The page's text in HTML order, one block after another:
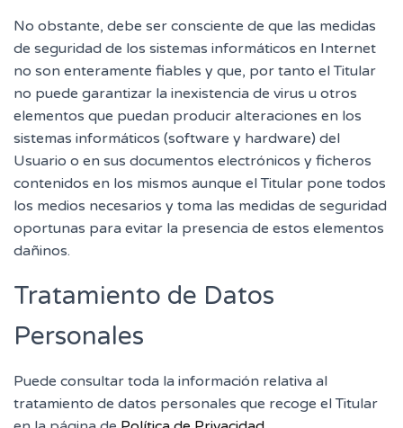
No obstante, debe ser consciente de que las medidas
de seguridad de los sistemas informáticos en Internet
no son enteramente fiables y que, por tanto el Titular
no puede garantizar la inexistencia de virus u otros
elementos que puedan producir alteraciones en los
sistemas informáticos (software y hardware) del
Usuario o en sus documentos electrónicos y ficheros
contenidos en los mismos aunque el Titular pone todos
los medios necesarios y toma las medidas de seguridad
oportunas para evitar la presencia de estos elementos
dañinos.
Tratamiento de Datos
Personales
Puede consultar toda la información relativa al
tratamiento de datos personales que recoge el Titular